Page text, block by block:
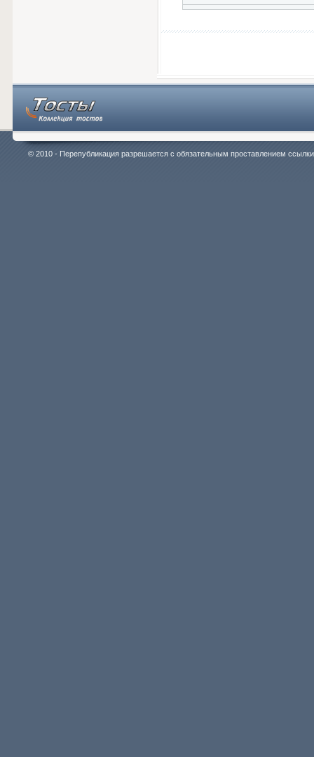
© 2010 - Перепубликация разрешается с обязательным проставлением